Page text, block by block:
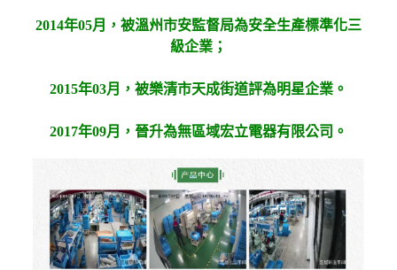
2014年05月，被溫州市安監督局為安全生產標準化三
級企業；
2015年03月，被樂清市天成街道評為明星企業。
2017年09月，晉升為無區域宏立電器有限公司。